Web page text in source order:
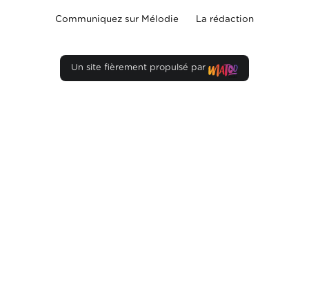
Communiquez sur Mélodie La rédaction
Un site fièrement propulsé par